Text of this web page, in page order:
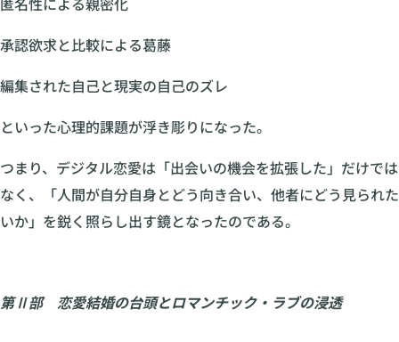
承認欲求と比較による葛藤
編集された自己と現実の自己のズレ
といった心理的課題が浮き彫りになった。
つまり、デジタル恋愛は「出会いの機会を拡張した」だけでは
なく、「人間が自分自身とどう向き合い、他者にどう見られた
いか」を鋭く照らし出す鏡となったのである。
第Ⅱ部 恋愛結婚の台頭とロマンチック・ラブの浸透